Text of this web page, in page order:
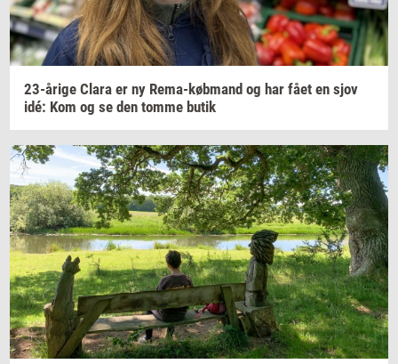
23-​årige Clara er ny Rema-​købmand og har fået en sjov
idé: Kom og se den tomme butik